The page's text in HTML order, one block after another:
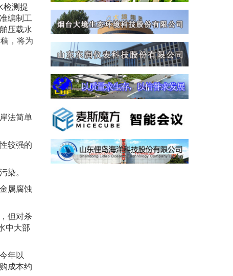
检测提
编制工
压载水
，将为
法简单
较强的
。
属腐蚀
但对杀
中大部
年以
成本约